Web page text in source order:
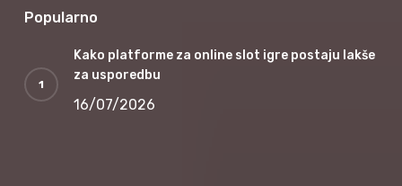
Popularno
Kako platforme za online slot igre postaju lakše
za usporedbu
16/07/2026